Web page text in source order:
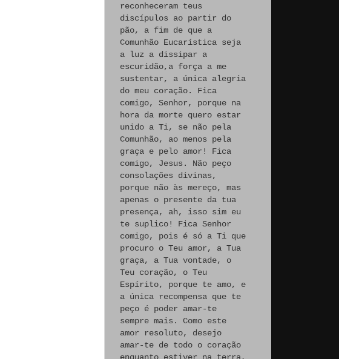
reconheceram teus
discípulos ao partir do
pão, a fim de que a
Comunhão Eucarística seja
a luz a dissipar a
escuridão,a força a me
sustentar, a única alegria
do meu coração. Fica
comigo, Senhor, porque na
hora da morte quero estar
unido a Ti, se não pela
Comunhão, ao menos pela
graça e pelo amor! Fica
comigo, Jesus. Não peço
consolações divinas,
porque não às mereço, mas
apenas o presente da tua
presença, ah, isso sim eu
te suplico! Fica Senhor
comigo, pois é só a Ti que
procuro o Teu amor, a Tua
graça, a Tua vontade, o
Teu coração, o Teu
Espírito, porque te amo, e
a única recompensa que te
peço é poder amar-te
sempre mais. Como este
amor resoluto, desejo
amar-te de todo o coração